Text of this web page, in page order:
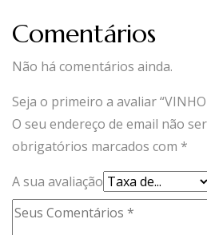
Comentários
Não há comentários ainda.
Seja o primeiro a avaliar
O seu endereço de email não
obrigatórios marcados com *
A sua avaliação